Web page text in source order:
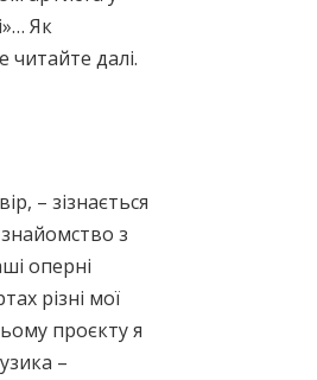
Як
читайте далі.
– зізнається
з
оперні
різні мої
проєкту я
–